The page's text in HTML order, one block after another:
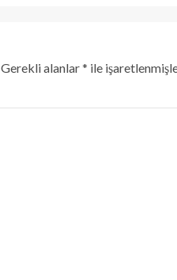
Gerekli alanlar* ile